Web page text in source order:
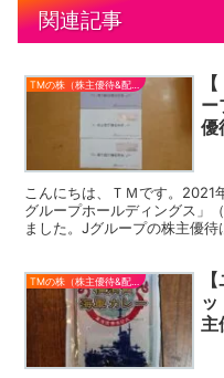
関連記事
ー
優
こんにちは、ＴＭです。2021
グループホールディングス」
ました。Jグループの株主優
TMの株（株主優待&配当）
主